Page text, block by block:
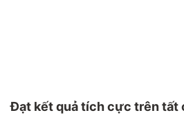
Đạt kết quả tích cực trên tất